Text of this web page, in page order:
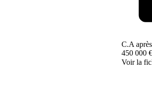
C.A
450 000 €
Voir la